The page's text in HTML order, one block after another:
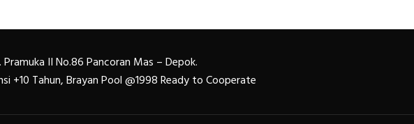
II No.86 Pancoran Mas – Depok.
+10 Tahun, Brayan Pool @1998 Ready to Cooperate